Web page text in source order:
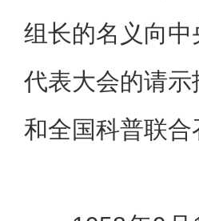
组长的名义向
代表大会的请
和全国科普联